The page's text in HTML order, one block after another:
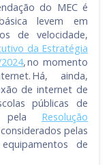
do MEC é
levem em
de velocidade,
da Estratégia
, no momento
Há, ainda,
de internet de
públicas de
pela Resolução
pelas
de